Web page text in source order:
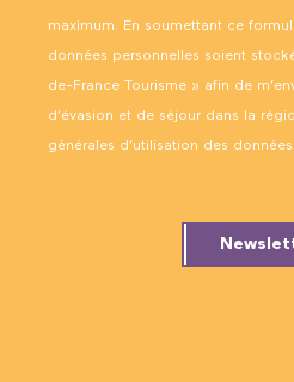
maximum. En soumettant ce
données personnelles soient
de-France Tourisme » afin de
d’évasion et de séjour dans la
générales d’utilisation des données